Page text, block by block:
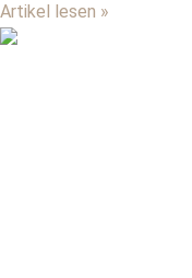
Artikel lesen »